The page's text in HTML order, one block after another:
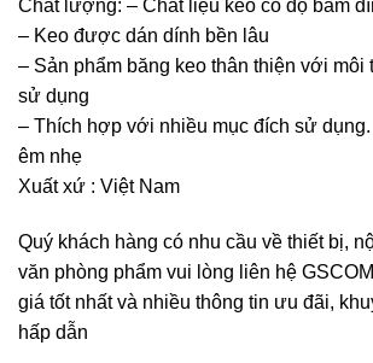
Chất lượng: – Chất liệu keo có độ bám
– Keo được dán dính bền lâu
– Sản phẩm băng keo thân thiện với
sử dụng
– Thích hợp với nhiều mục đích sử
êm nhẹ
Xuất xứ : Việt Nam
Quý khách hàng có nhu cầu về thiết bị,
văn phòng phẩm vui lòng liên hệ GSCOM
giá tốt nhất và nhiều thông tin ưu đãi,
hấp dẫn